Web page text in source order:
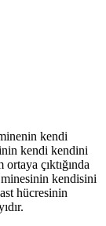
kendi
kendi kendini
çıktığında
kendisini
hücresinin